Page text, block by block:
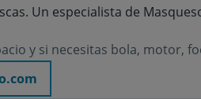
Un especialista de
y si necesitas bola, motor,